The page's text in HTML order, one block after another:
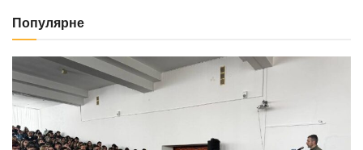
Популярне